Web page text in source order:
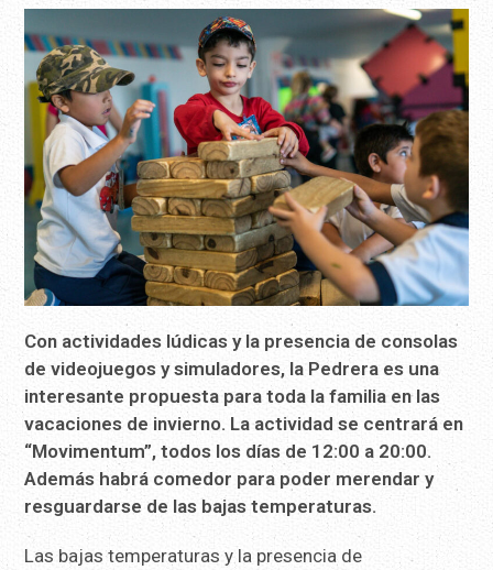
Con actividades lúdicas y la presencia de consolas
de videojuegos y simuladores, la Pedrera es una
interesante propuesta para toda la familia en las
vacaciones de invierno. La actividad se centrará en
“Movimentum”, todos los días de 12:00 a 20:00.
Además habrá comedor para poder merendar y
resguardarse de las bajas temperaturas.
Las bajas temperaturas y la presencia de